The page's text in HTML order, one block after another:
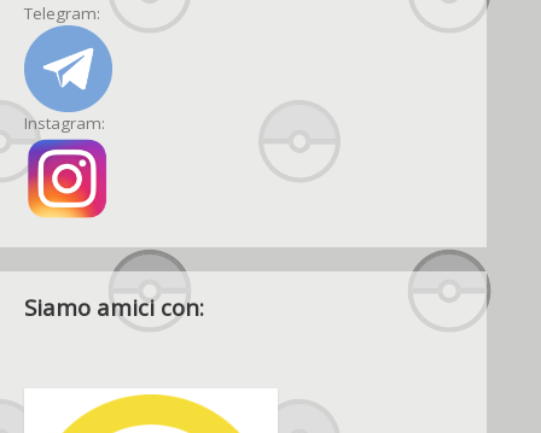
Telegram:
Instagram:
Siamo amici con: